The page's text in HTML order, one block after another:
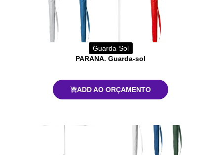
Guarda-Sol
PARANA. Guarda-sol
ADD AO ORÇAMENTO